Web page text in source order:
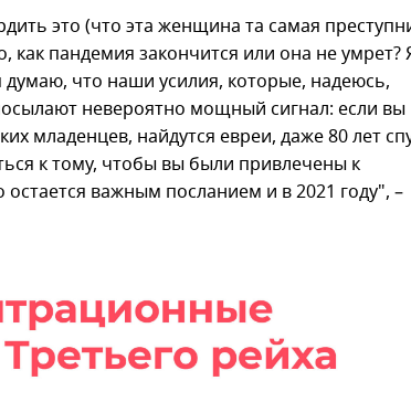
это (что эта женщина та самая
как пандемия закончится или она не умрет?
думаю, что наши усилия, которые, надеюсь,
невероятно мощный сигнал: если вы
младенцев, найдутся евреи, даже 80 лет
к тому, чтобы вы были привлечены к
остается важным посланием и в 2021 году", –